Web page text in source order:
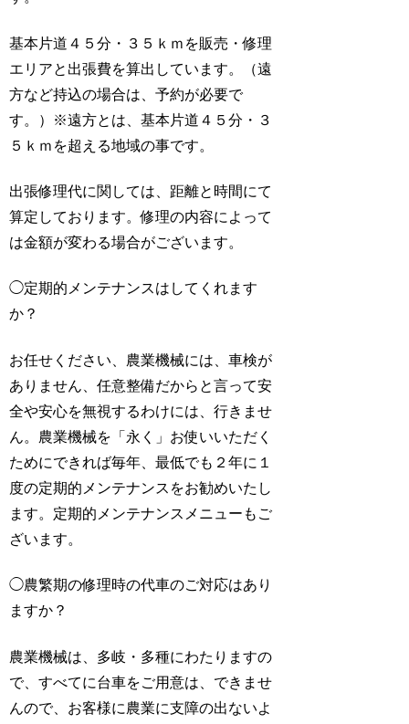
基本片道４５分・３５ｋｍを販売・修理
エリアと出張費を算出しています。（遠
方など持込の場合は、予約が必要で
す。）※遠方とは、基本片道４５分・３
５ｋｍを超える地域の事です。
出張修理代に関しては、距離と時間にて
算定しております。修理の内容によって
は金額が変わる場合がございます。
◯定期的メンテナンスはしてくれます
か？
お任せください、農業機械には、車検が
ありません、任意整備だからと言って安
全や安心を無視するわけには、行きませ
ん。農業機械を「永く」お使いいただく
ためにできれば毎年、最低でも２年に１
度の定期的メンテナンスをお勧めいたし
ます。定期的メンテナンスメニューもご
ざいます。
◯農繁期の修理時の代車のご対応はあり
ますか？
農業機械は、多岐・多種にわたりますの
で、すべてに台車をご用意は、できませ
んので、お客様に農業に支障の出ないよ